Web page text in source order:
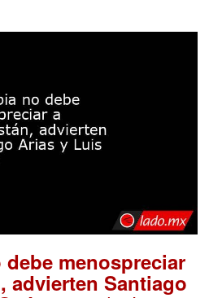
menospreciar
advierten Santiago